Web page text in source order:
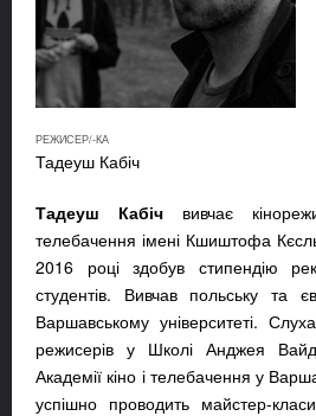
РЕЖИСЕР/-КА
Тадеуш Кабіч
Тадеуш Кабіч вивчає
телебачення імені Кшиштофа
2016 році здобув стипендію
студентів. Вивчав польську та
Варшавському університеті.
режисерів у Школі Анджея
Академії кіно і телебачення у
успішно проводить майстер-